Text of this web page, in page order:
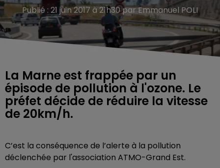
Publié : 21 juin 2017 à 21h30 par Emmanuel POLI
La Marne est frappée par un
épisode de pollution à l'ozone. Le
préfet décide de réduire la vitesse
de 20km/h.
C’est la conséquence de l’alerte à la pollution
déclenchée par l'association ATMO-Grand Est.